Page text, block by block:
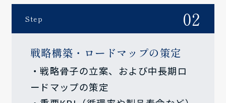
Step 02
戦略構築・ロードマップの策定
・戦略骨子の立案、および中長期ロ
ードマップの策定